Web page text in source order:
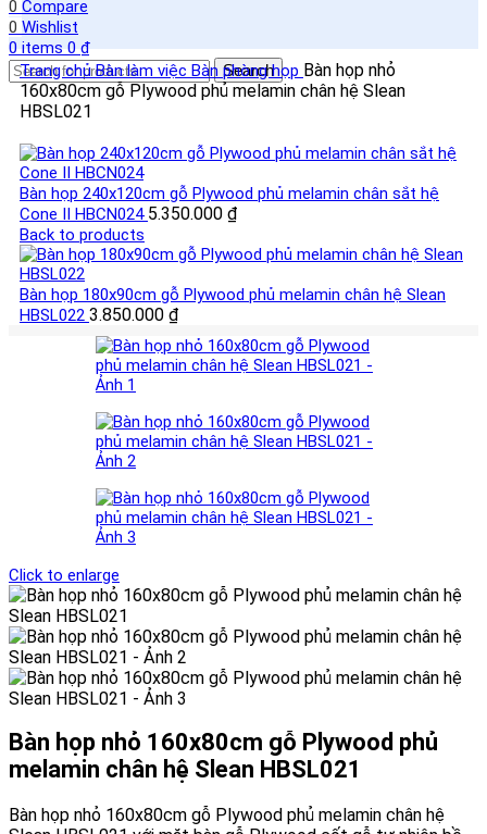
0 Compare
0 Wishlist
0items 0₫
Search
Trang chủBàn làm việc Bàn phòng họp Bàn họp nhỏ
160x80cm gỗ Plywood phủ melamin chân hệ Slean
HBSL021
Bàn họp 240x120cm gỗ Plywood phủ melamin chân sắt hệ
Cone II HBCN024 5.350.000 ₫
Back to products
Bàn họp 180x90cm gỗ Plywood phủ melamin chân hệ Slean
HBSL022 3.850.000 ₫
Click to enlarge
Bàn họp nhỏ 160x80cm gỗ Plywood phủ
melamin chân hệ Slean HBSL021
Bàn họp nhỏ 160x80cm gỗ Plywood phủ melamin chân hệ